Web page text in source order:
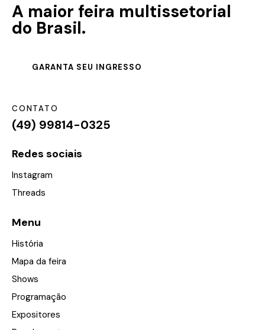
A maior feira multissetorial
do Brasil.
GARANTA SEU INGRESSO
CONTATO
(49) 99814-0325
Redes sociais
Instagram
Threads
Menu
História
Mapa da feira
Shows
Programação
Expositores